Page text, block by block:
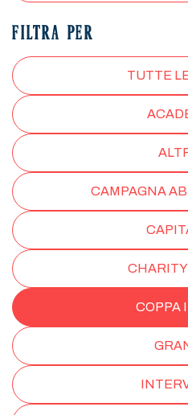
FILTRA PER
TUTTE
CAMPAGNA
COPPA